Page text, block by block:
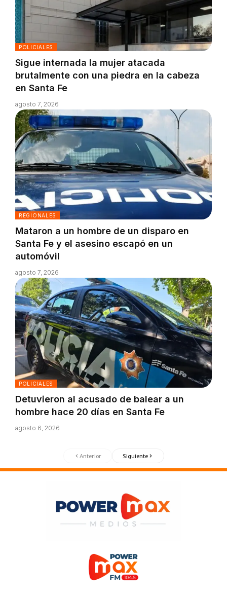
POLICIALES
Sigue internada la mujer atacada
brutalmente con una piedra en la cabeza
en Santa Fe
agosto 7, 2026
REGIONALES
Mataron a un hombre de un disparo en
Santa Fe y el asesino escapó en un
automóvil
agosto 7, 2026
POLICIALES
Detuvieron al acusado de balear a un
hombre hace 20 días en Santa Fe
agosto 6, 2026
Anterior Siguiente